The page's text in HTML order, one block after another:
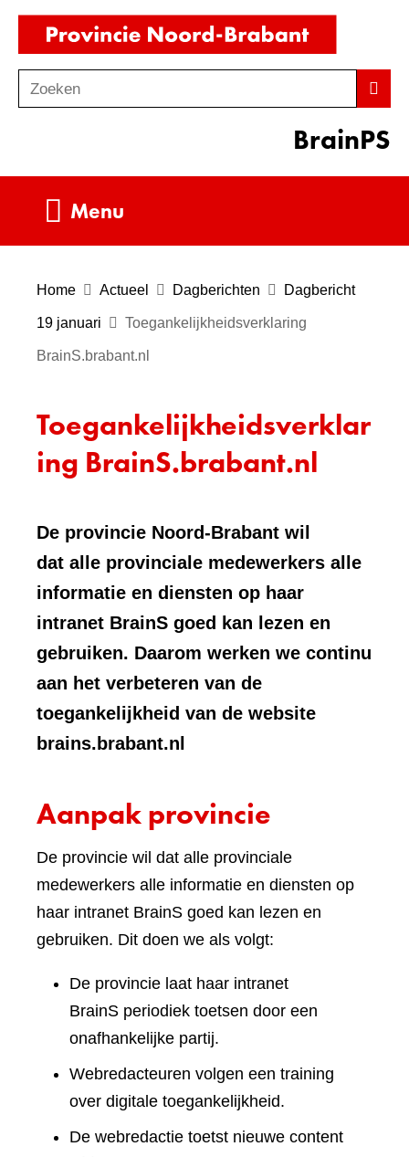
Ga
de
inhoud
o
Zoeken
BrainPS
Menu
Home Actueel Dagberichten Dagbericht
19 januari Toegankelijkheidsverklaring
BrainS.brabant.nl
Toegankelijkheidsverklar
ing BrainS.brabant.nl
De provincie Noord-Brabant wil
dat alle provinciale medewerkers alle
informatie en diensten op haar
intranet BrainS goed kan lezen en
gebruiken. Daarom werken we continu
aan het verbeteren van de
toegankelijkheid van de website
brains.brabant.nl
Aanpak provincie
De provincie wil dat alle provinciale
medewerkers alle informatie en diensten op
haar intranet BrainS goed kan lezen en
gebruiken. Dit doen we als volgt:
De provincie laat haar intranet
BrainS periodiek toetsen door een
onafhankelijke partij.
Webredacteuren volgen een training
over digitale toegankelijkheid.
De webredactie toetst nieuwe content